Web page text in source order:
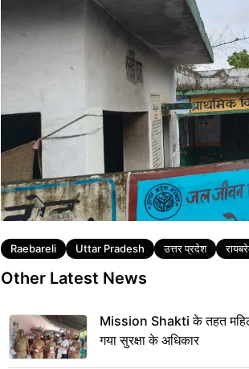
Tags
Raebareli Uttar Pradesh उत्तर प्रदेश
Other Latest News
Mission Shakti के तहत
गया सुरक्षा के अधिकार